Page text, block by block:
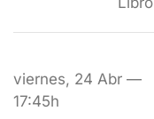
viernes, 24 Abr —
17:45h